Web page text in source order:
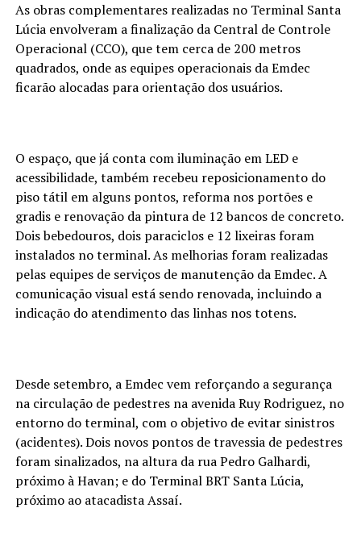
As obras complementares realizadas no Terminal Santa
Lúcia envolveram a finalização da Central de Controle
Operacional (CCO), que tem cerca de 200 metros
quadrados, onde as equipes operacionais da Emdec
ficarão alocadas para orientação dos usuários.
O espaço, que já conta com iluminação em LED e
acessibilidade, também recebeu reposicionamento do
piso tátil em alguns pontos, reforma nos portões e
gradis e renovação da pintura de 12 bancos de concreto.
Dois bebedouros, dois paraciclos e 12 lixeiras foram
instalados no terminal. As melhorias foram realizadas
pelas equipes de serviços de manutenção da Emdec. A
comunicação visual está sendo renovada, incluindo a
indicação do atendimento das linhas nos totens.
Desde setembro, a Emdec vem reforçando a segurança
na circulação de pedestres na avenida Ruy Rodriguez, no
entorno do terminal, com o objetivo de evitar sinistros
(acidentes). Dois novos pontos de travessia de pedestres
foram sinalizados, na altura da rua Pedro Galhardi,
próximo à Havan; e do Terminal BRT Santa Lúcia,
próximo ao atacadista Assaí.